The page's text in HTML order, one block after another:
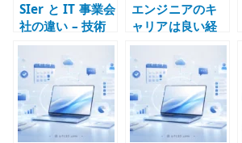
SIer と IT 事業会
社の違い – 技術
経験を積める環
境はどちらか
エンジニアのキ
ャリアは良い経
験を積めるかで
決まる – 技術責
任を持てる環境
を選ぶ